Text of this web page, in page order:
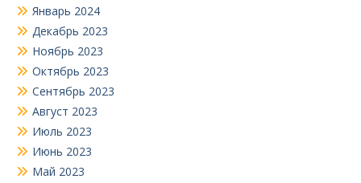
Январь 2024
Декабрь 2023
Ноябрь 2023
Октябрь 2023
Сентябрь 2023
Август 2023
Июль 2023
Июнь 2023
Май 2023